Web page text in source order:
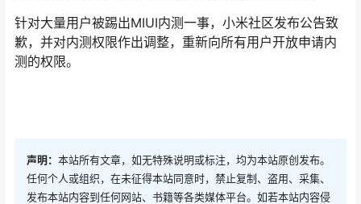
针对大量用户被踢出MIUI内测一事，小米社区发布公告致
歉，并对内测权限作出调整，重新向所有用户开放申请内
测的权限。
声明： 本站所有文章，如无特殊说明或标注，均为本站原创发布。
任何个人或组织，在未征得本站同意时，禁止复制、盗用、采集、
发布本站内容到任何网站、书籍等各类媒体平台。如若本站内容侵